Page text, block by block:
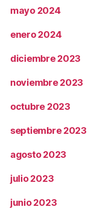
mayo 2024
enero 2024
diciembre 2023
noviembre 2023
octubre 2023
septiembre 2023
agosto 2023
julio 2023
junio 2023